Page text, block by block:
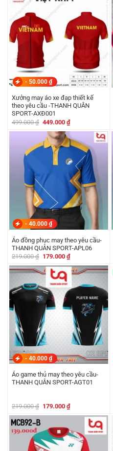
449.000 ₫.
- 50.000 ₫
Xưởng may áo xe đạp thiết kế
theo yêu cầu -THANH QUÂN
SPORT-AXĐ001
499.000₫ Giá
là:
499.000 ₫.
449.000 ₫Giá
hiện
tại
là:
449.000 ₫.
- 40.000 ₫
Áo đồng phục may theo yêu cầu-
THANH QUÂN SPORT-APL06
219.000₫ Giá
là:
219.000 ₫.
179.000 ₫Giá
hiện
tại
là:
- 40.000 ₫
Áo game thủ may theo yêu cầu-
THANH QUÂN SPORT-AGT01
219.000₫ Giá
là:
179.000 ₫Giá
hiện
tại
179.000 ₫.